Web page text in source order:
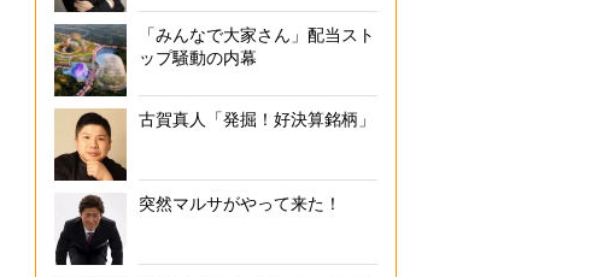
「みんなで大家さん」配当スト
ップ騒動の内幕
古賀真人「発掘！好決算銘柄」
突然マルサがやって来た！